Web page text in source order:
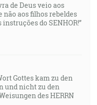
de Deus veio aos
não aos filhos rebeldes
do SENHOR!”
Gottes kam zu den
und nicht zu den
des HERRN